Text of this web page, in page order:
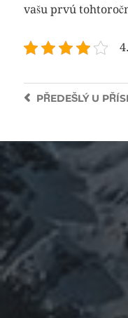
vašu prvú
PŘEDEŠLÝU